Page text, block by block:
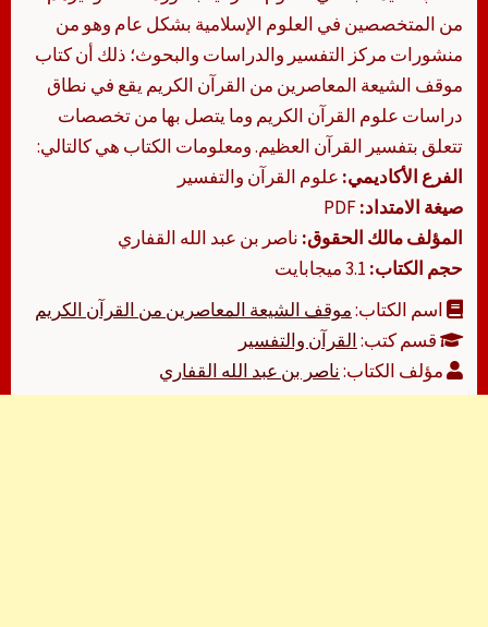
من المتخصصين في العلوم الإسلامية بشكل عام وهو من
منشورات مركز التفسير والدراسات والبحوث؛ ذلك أن كتاب
موقف الشيعة المعاصرين من القرآن الكريم يقع في نطاق
دراسات علوم القرآن الكريم وما يتصل بها من تخصصات
تتعلق بتفسير القرآن العظيم. ومعلومات الكتاب هي كالتالي:
الفرع الأكاديمي: علوم القرآن والتفسير
صيغة الامتداد:
المؤلف مالك الحقوق: ناصر بن عبد الله القفاري
حجم الكتاب:
اسم الكتاب:موقف الشيعة المعاصرين من القرآن الكريم
قسم كتب:القرآن والتفسير
مؤلف الكتاب:ناصر بن عبد الله القفاري